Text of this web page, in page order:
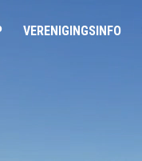
VERENIGINGSINFO